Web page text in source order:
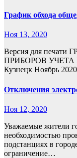
График обхода
Ноя 13, 2020
Версия для
ПРИБОРОВ УЧЕТА
Кузнецк Ноябрь
Отключения
Ноя 12, 2020
Уважаемые жители
необходимостью
подстанциях в
ограничение…